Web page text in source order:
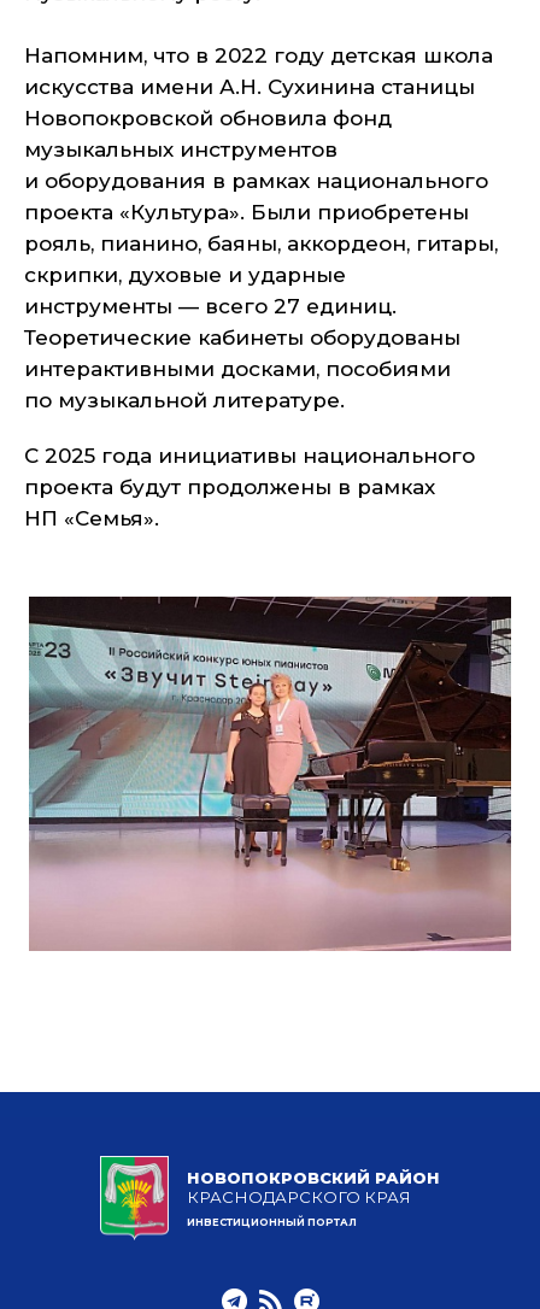
Напомним, что в 2022 году детская школа
искусства имени А.Н. Сухинина станицы
Новопокровской обновила фонд
музыкальных инструментов
и оборудования в рамках национального
проекта «Культура». Были приобретены
рояль, пианино, баяны, аккордеон, гитары,
скрипки, духовые и ударные
инструменты — всего 27 единиц.
Теоретические кабинеты оборудованы
интерактивными досками, пособиями
по музыкальной литературе.
С 2025 года инициативы национального
проекта будут продолжены в рамках
НП «Семья».
НОВОПОКРОВСКИЙ РАЙОН
КРАСНОДАРСКОГО КРАЯ
ИНВЕСТИЦИОННЫЙ ПОРТАЛ